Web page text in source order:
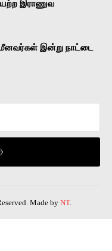
இராணுவ
மீனவர்கள் இன்று நாட்டை
Made by NT.